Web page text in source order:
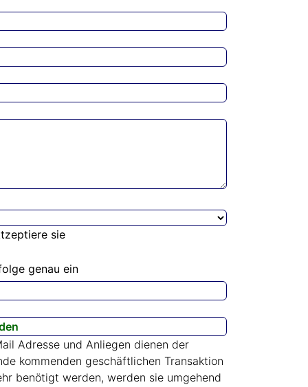
sie
genau ein
Adresse und Anliegen dienen der
kommenden geschäftlichen Transaktion
benötigt werden, werden sie umgehend